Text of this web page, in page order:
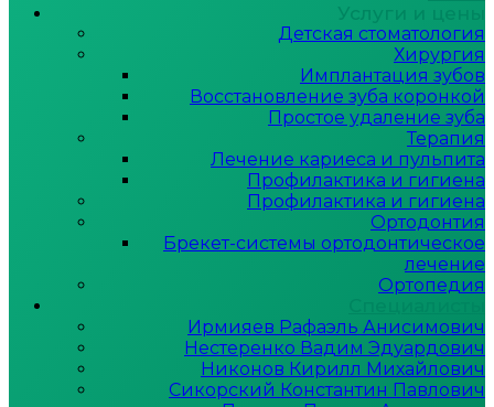
Услуги и цены
Детская стоматология
Хирургия
Имплантация зубов
Восстановление зуба коронкой
Простое удаление зуба
Терапия
Лечение кариеса и пульпита
Профилактика и гигиена
Профилактика и гигиена
Ортодонтия
Брекет-системы ортодонтическое
лечение
Ортопедия
Ирмияев Рафаэль Анисимович
Нестеренко Вадим Эдуардович
Никонов Кирилл Михайлович
Сикорский Константин Павлович